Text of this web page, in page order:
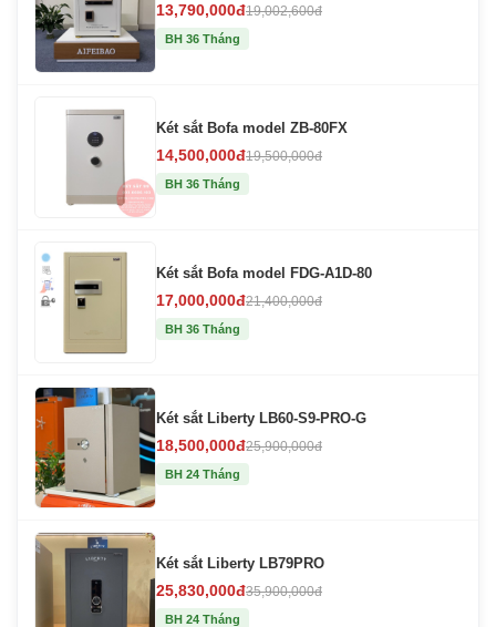
13,790,000đ19,002,600đ
BH 36 Tháng
Két sắt Bofa model ZB-80FX
14,500,000đ19,500,000đ
BH 36 Tháng
Két sắt Bofa model FDG-A1D-80
17,000,000đ21,400,000đ
BH 36 Tháng
Két sắt Liberty LB60-S9-PRO-G
18,500,000đ25,900,000đ
BH 24 Tháng
Két sắt Liberty LB79PRO
25,830,000đ35,900,000đ
BH 24 Tháng